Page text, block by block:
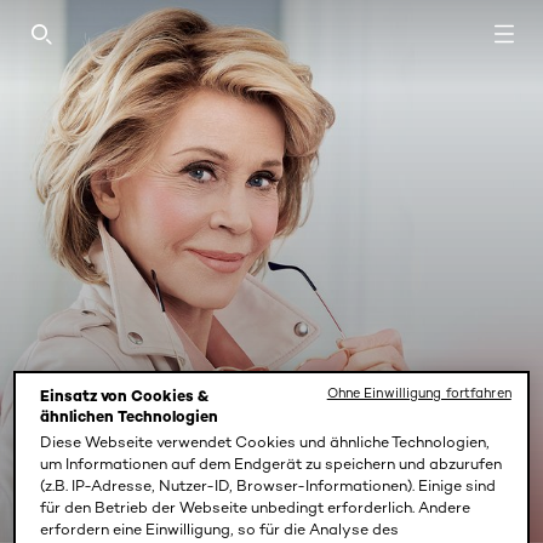
SEARCH THIS SITE
AGE PERFECT CREME
FARBE
Einsatz von Cookies &
ähnlichen Technologien
Diese Webseite verwendet Cookies und ähnliche Technologien,
um Informationen auf dem Endgerät zu speichern und abzurufen
(z.B. IP-Adresse, Nutzer-ID, Browser-Informationen). Einige sind
für den Betrieb der Webseite unbedingt erforderlich. Andere
erfordern eine Einwilligung, so für die Analyse des
Ohne Einwilligung fortfahren